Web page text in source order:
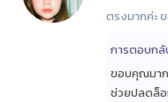
ตรงมากค่ะ
การตอบก
ขอบคุณมาก
ช่วยปลดล็อ